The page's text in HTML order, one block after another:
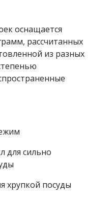
оснащается
рассчитанных
из разных
для сильно
хрупкой посуды